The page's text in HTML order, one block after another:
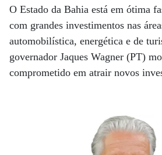
O Estado da Bahia está em ótima
com grandes investimentos nas
automobilística, energética e de
governador Jaques Wagner (PT)
comprometido em atrair novos